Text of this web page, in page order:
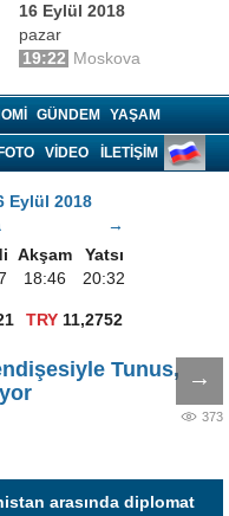
16 Eylül 2018
pazar
19:22 Moskova
GÜNDEM YAŞAM
FOTO VIDEO İLETİŞİM
Eylül 2018
→
Akşam
Yatsı
18:46 20:32
TRY 11,2752
→
Tunus,
373
arasında diplomat